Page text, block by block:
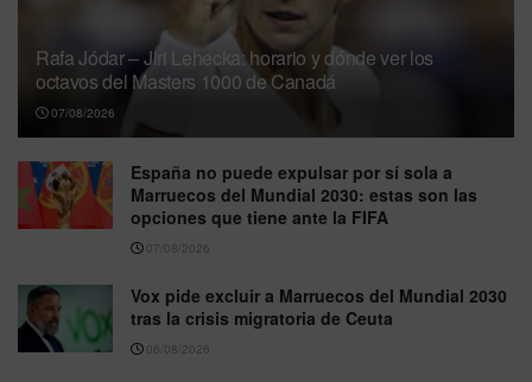
Rafa Jódar – Jiri Lehecka: horario y dónde ver los
octavos del Masters 1000 de Canadá
07/08/2026
España no puede expulsar por sí sola a
Marruecos del Mundial 2030: estas son las
opciones que tiene ante la FIFA
07/08/2026
Vox pide excluir a Marruecos del Mundial 2030
tras la crisis migratoria de Ceuta
06/08/2026